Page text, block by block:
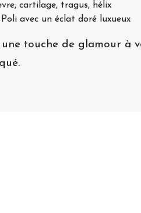
cartilage, tragus, hélix
Poli avec un éclat doré luxueux
touche de glamour à